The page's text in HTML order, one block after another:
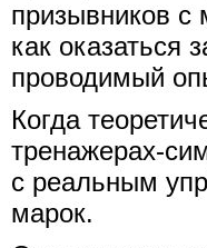
призывников
как оказаться
проводимый
Когда
тренажерах-
с реальным
марок.